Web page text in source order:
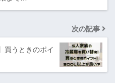
次の記事
買うときのポイ